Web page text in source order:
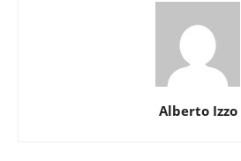
Alberto Izzo